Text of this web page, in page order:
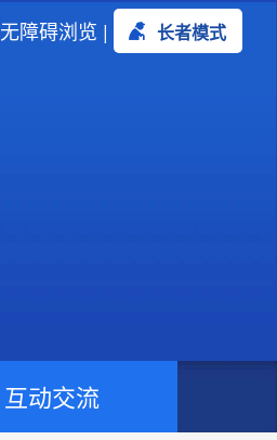
无障碍浏览 | 长者模式
互动交流